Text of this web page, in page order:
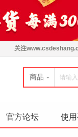
关注
商品
官方论坛 使